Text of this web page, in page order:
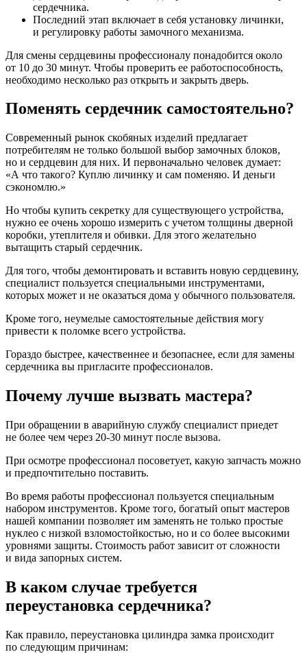
сердечника.
Последний этап включает в себя установку личинки,
и регулировку работы замочного механизма.
Для смены сердцевины профессионалу понадобится около
от 10 до 30 минут. Чтобы проверить ее работоспособность,
необходимо несколько раз открыть и закрыть дверь.
Поменять сердечник самостоятельно?
Современный рынок скобяных изделий предлагает
потребителям не только большой выбор замочных блоков,
но и сердцевин для них. И первоначально человек думает:
«А что такого? Куплю личинку и сам поменяю. И деньги
сэкономлю.»
Но чтобы купить секретку для существующего устройства,
нужно ее очень хорошо измерить с учетом толщины дверной
коробки, утеплителя и обивки. Для этого желательно
вытащить старый сердечник.
Для того, чтобы демонтировать и вставить новую сердцевину,
специалист пользуется специальными инструментами,
которых может и не оказаться дома у обычного пользователя.
Кроме того, неумелые самостоятельные действия могу
привести к поломке всего устройства.
Гораздо быстрее, качественнее и безопаснее, если для замены
сердечника вы пригласите профессионалов.
Почему лучше вызвать мастера?
При обращении в аварийную службу специалист приедет
не более чем через 20-30 минут после вызова.
При осмотре профессионал посоветует, какую запчасть можно
и предпочтительно поставить.
Во время работы профессионал пользуется специальным
набором инструментов. Кроме того, богатый опыт мастеров
нашей компании позволяет им заменять не только простые
нуклео с низкой взломостойкостью, но и со более высокими
уровнями защиты. Стоимость работ зависит от сложности
и вида запорных систем.
В каком случае требуется
переустановка сердечника?
Как правило, переустановка цилиндра замка происходит
по следующим причинам: